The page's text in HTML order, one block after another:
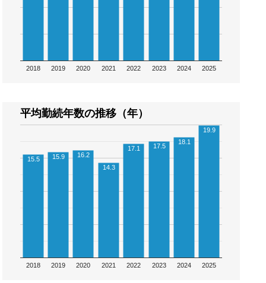
2018 2019 2020 2021 2022 2023 2024 2025
平均勤続年数の推移（年）
2018 2019 2020 2021 2022 2023 2024 2025
15.5 15.9
16.2
14.3
17.1 17.5
18.1
19.9